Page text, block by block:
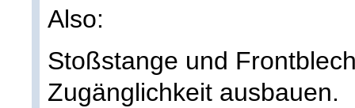
Also:
Stoßstange und
Zugänglichkeit ausbauen.